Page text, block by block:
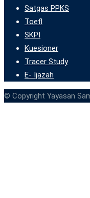
Satgas PPKS
Toefl
SKPI
Kuesioner
Tracer Study
E- Ijazah
© Copyright Yayasan